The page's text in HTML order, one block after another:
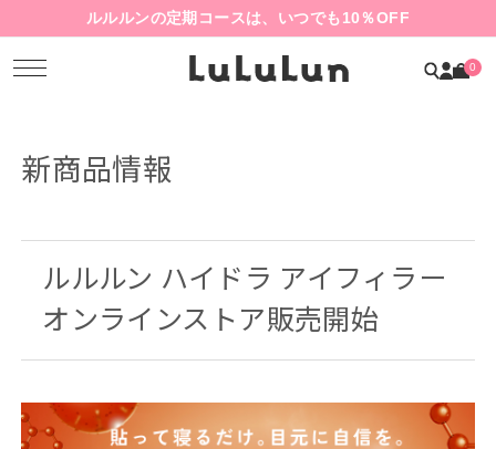
ルルルンの定期コースは、いつでも10％OFF
0
新商品情報
ルルルン ハイドラ アイフィラー
オンラインストア販売開始